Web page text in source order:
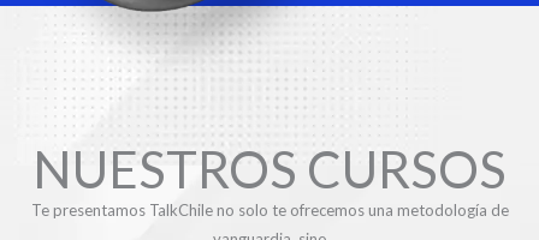
NUESTROS CURSOS
Te presentamos TalkChile no solo te ofrecemos una metodología de